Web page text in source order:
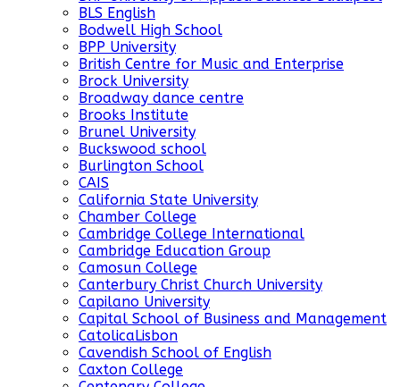
BLS English
Bodwell High School
BPP University
British Centre for Music and Enterprise
Brock University
Broadway dance centre
Brooks Institute
Brunel University
Buckswood school
Burlington School
CAIS
California State University
Chamber College
Cambridge College International
Cambridge Education Group
Camosun College
Canterbury Christ Church University
Capilano University
Capital School of Business and Management
CatolicaLisbon
Cavendish School of English
Caxton College